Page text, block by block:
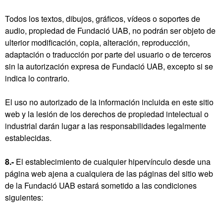
Todos los textos, dibujos, gráficos, vídeos o soportes de
audio, propiedad de Fundació UAB, no podrán ser objeto de
ulterior modificación, copia, alteración, reproducción,
adaptación o traducción por parte del usuario o de terceros
sin la autorización expresa de Fundació UAB, excepto si se
indica lo contrario.
El uso no autorizado de la información incluida en este sitio
web y la lesión de los derechos de propiedad intelectual o
industrial darán lugar a las responsabilidades legalmente
establecidas.
8.- El establecimiento de cualquier hipervínculo desde una
página web ajena a cualquiera de las páginas del sitio web
de la Fundació UAB estará sometido a las condiciones
siguientes: